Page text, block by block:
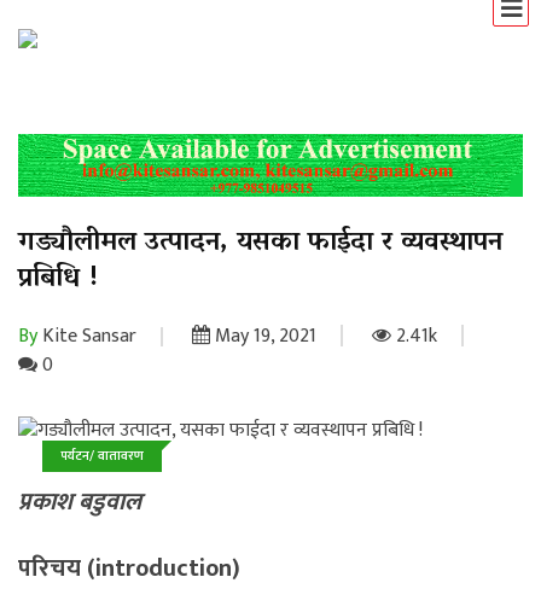
गड्यौलीमल उत्पादन, यसका फाईदा र व्यवस्थापन
प्रबिधि !
ByKite Sansar May 19, 2021
2.41k
0
पर्यटन/ वातावरण
प्रकाश बडुवाल
परिचय (introduction)